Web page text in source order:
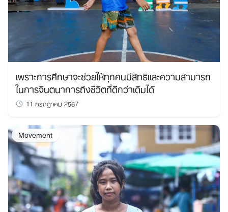
เพราะการศึกษาจะช่วยให้ทุกคนมีสิทธิและความสามารถ
ในการจินตนาการถึงชีวิตที่ดีกว่าเดิมได้
11 กรกฎาคม 2567
Movement